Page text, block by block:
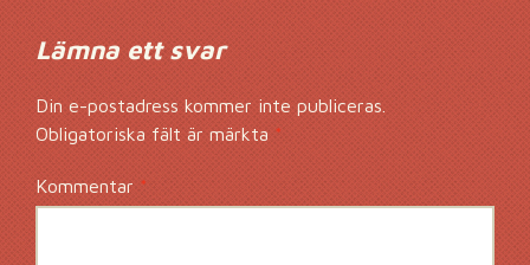
Lämna ett svar
Din e-postadress kommer inte publiceras.
Obligatoriska fält är märkta*
Kommentar*